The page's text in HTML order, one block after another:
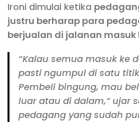
Ironi dimulai ketika
justru berharap para
berjualan di jalanan
“Kalau semua masuk ke
pasti ngumpul di satu
Pembeli bingung, mau
luar atau di dalam,” ujar
pedagang yang sudah